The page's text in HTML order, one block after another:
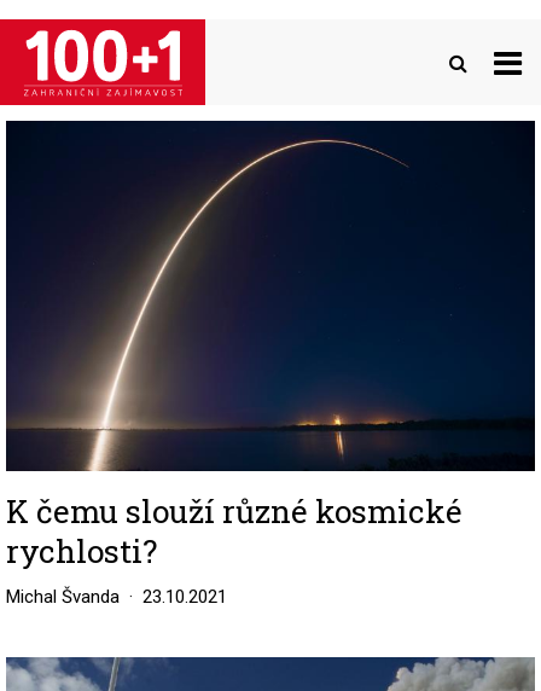
Přejít
hlavnímu
obsahu
K čemu slouží různé kosmické
rychlosti?
Michal Švanda 23.10.2021
Image